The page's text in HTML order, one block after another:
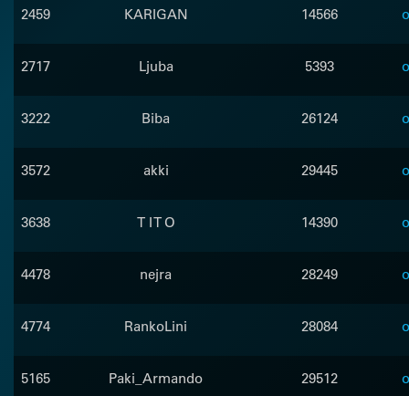
2459 KARIGAN 14566
2717 Ljuba 5393
3222 Biba 26124
3572 akki 29445
3638 T I T O 14390
4478 nejra 28249
4774 RankoLini 28084
5165 Paki_Armando 29512